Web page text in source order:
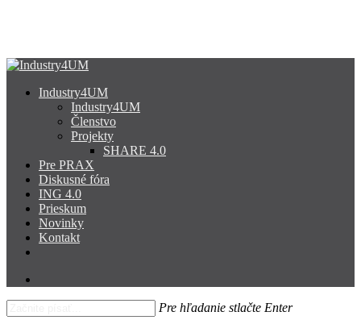
content
search
Menu
Industry4UM
Industry4UM
Členstvo
Projekty
SHARE 4.0
Pre PRAX
Diskusné fóra
ING 4.0
Prieskum
Novinky
Kontakt
Pre hľadanie stlačte Enter
Menu